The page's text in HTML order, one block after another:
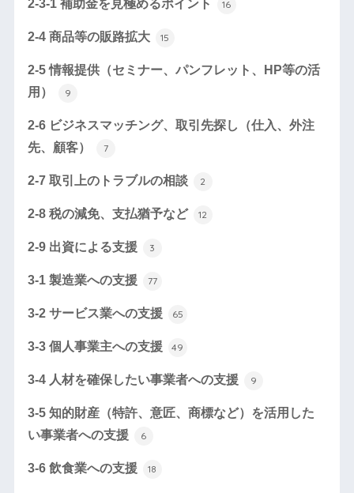
2-3-1 補助金を見極めるポイント 16
2-4 商品等の販路拡大 15
2-5 情報提供（セミナー、パンフレット、HP等の活
用）
9
2-6 ビジネスマッチング、取引先探し（仕入、外注
先、顧客）
7
2-7 取引上のトラブルの相談 2
2-8 税の減免、支払猶予など 12
2-9 出資による支援 3
3-1 製造業への支援 77
3-2 サービス業への支援 65
3-3 個人事業主への支援 49
3-4 人材を確保したい事業者への支援 9
3-5 知的財産（特許、意匠、商標など）を活用した
い事業者への支援
6
3-6 飲食業への支援 18